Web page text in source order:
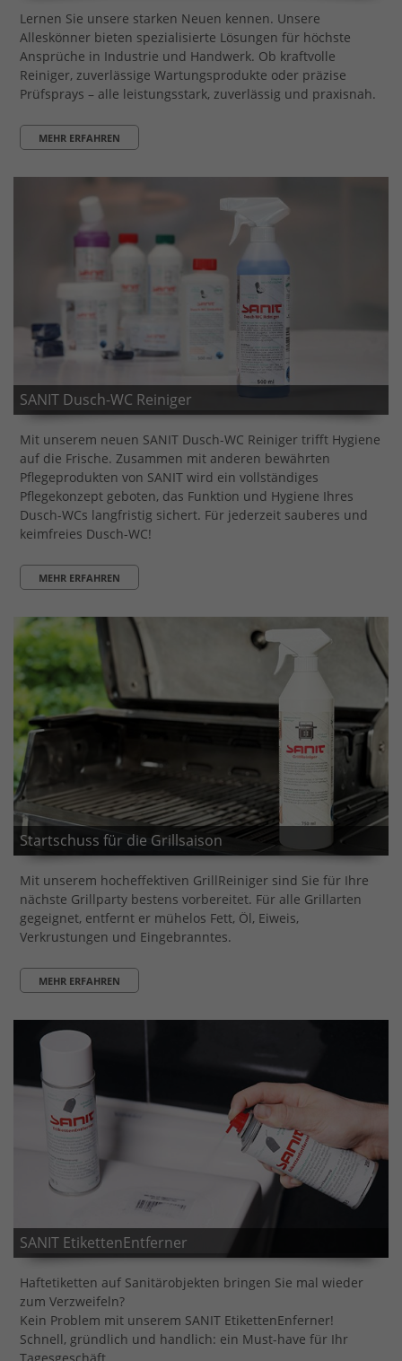
Lernen Sie unsere starken Neuen kennen. Unsere
Alleskönner bieten spezialisierte Lösungen für höchste
Ansprüche in Industrie und Handwerk. Ob kraftvolle
Reiniger, zuverlässige Wartungsprodukte oder präzise
Prüfsprays – alle leistungsstark, zuverlässig und praxisnah.
MEHR ERFAHREN
SANIT Dusch-WC Reiniger
Mit unserem neuen SANIT Dusch-WC Reiniger trifft Hygiene
auf die Frische. Zusammen mit anderen bewährten
Pflegeprodukten von SANIT wird ein vollständiges
Pflegekonzept geboten, das Funktion und Hygiene Ihres
Dusch-WCs langfristig sichert. Für jederzeit sauberes und
keimfreies Dusch-WC!
MEHR ERFAHREN
Startschuss für die Grillsaison
Mit unserem hocheffektiven GrillReiniger sind Sie für Ihre
nächste Grillparty bestens vorbereitet. Für alle Grillarten
gegeignet, entfernt er mühelos Fett, Öl, Eiweis,
Verkrustungen und Eingebranntes.
MEHR ERFAHREN
SANIT EtikettenEntferner
Haftetiketten auf Sanitärobjekten bringen Sie mal wieder
zum Verzweifeln?
Kein Problem mit unserem SANIT EtikettenEnferner!
Schnell, gründlich und handlich: ein Must-have für Ihr
Tagesgeschäft.